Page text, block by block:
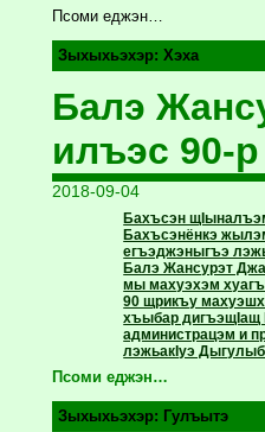
Псоми еджэн…
Зыхыхьэхэр:Хэха
Балэ
илъэс 90-р
2018-09-04
Бахъсэн
Бахъсэнёнкэ
егъэджэныгъэ
Балэ Жансурэт
мы махуэхэм
90 щрикъу
хъыбар дигъэщIащ
администрацэм и
лэжьакIуэ
Псоми еджэн…
Зыхыхьэхэр: Гулъытэ